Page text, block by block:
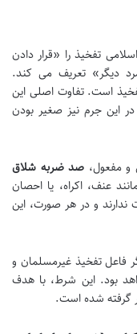
اسلامی تفخیذ را «قرار دادن
دیگر» تعریف می کند.
است. تفاوت اصلی این
این جرم نیز صغیر بودن
و مفعول، صد ضربه شلاق
عنف، اکراه، یا احصان
ندارند و در هر صورت، این
فاعل تفخیذ غیرمسلمان و
بود. این شرط، با هدف
گرفته شده است.